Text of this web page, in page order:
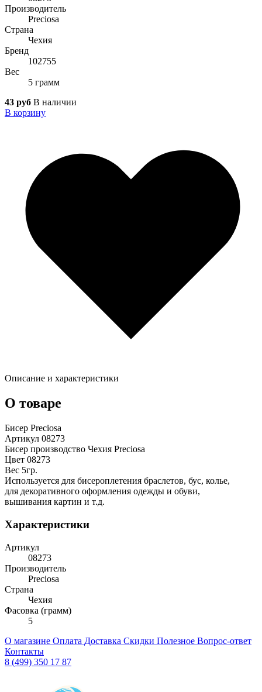
Производитель
Preciosa
Страна
Чехия
Бренд
102755
Вес
5 грамм
43 руб В наличии
В корзину
Описание и характеристики
О товаре
Бисер Preciosa
Артикул 08273
Бисер производство Чехия Preciosa
Цвет 08273
Вес 5гр.
Используется для бисероплетения браслетов, бус, колье,
для декоративного оформления одежды и обуви,
вышивания картин и т.д.
Характеристики
Артикул
08273
Производитель
Preciosa
Страна
Чехия
Фасовка (грамм)
5
О магазине Оплата Доставка Скидки Полезное Вопрос-ответ
Контакты
8 (499) 350 17 87